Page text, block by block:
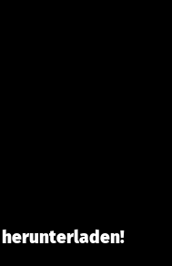
herunterladen!